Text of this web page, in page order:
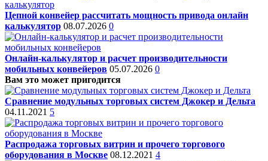
Цепной конвейер рассчитать мощность привода онлайн
калькулятор 08.07.2026 0
Онлайн-калькулятор и расчет производительности
мобильных конвейеров 05.07.2026 0
Вам это может пригодится
Сравнение модульных торговых систем Джокер и Дельта
04.11.2021 5
Распродажа торговых витрин и прочего торгового
оборудования в Москве 08.12.2021 4